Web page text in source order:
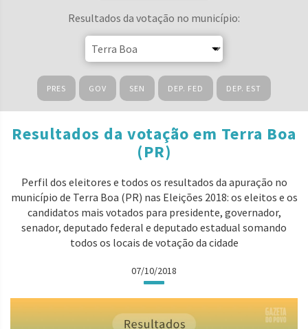
Resultados da votação no município:
PRES GOV SEN DEP. FED DEP. EST
Resultados da votação em Terra Boa
(PR)
Perfil dos eleitores e todos os resultados da apuração no
município de Terra Boa (PR) nas Eleições 2018: os eleitos e os
candidatos mais votados para presidente, governador,
senador, deputado federal e deputado estadual somando
todos os locais de votação da cidade
07/10/2018